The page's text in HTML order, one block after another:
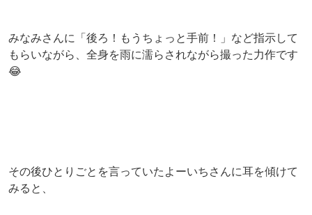
みなみさんに「後ろ！もうちょっと手前！」など指示して
もらいながら、全身を雨に濡らされながら撮った力作です
😂
その後ひとりごとを言っていたよーいちさんに耳を傾けて
みると、